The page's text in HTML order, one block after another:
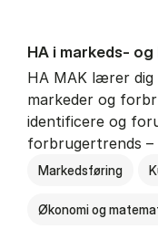
HA i mar­keds-
HA MAK lærer
markeder og
identificere og
forbrugertrends
Markedsføring
Økonomi og